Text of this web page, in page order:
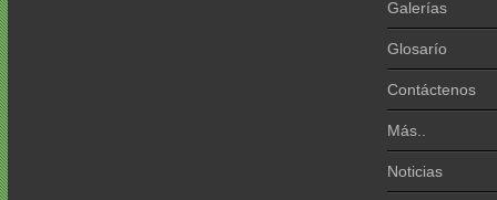
Galerías
Glosarío
Contáctenos
Más..
Noticias